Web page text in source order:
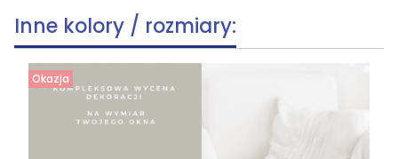
Inne kolory / rozmiary:
Okazja